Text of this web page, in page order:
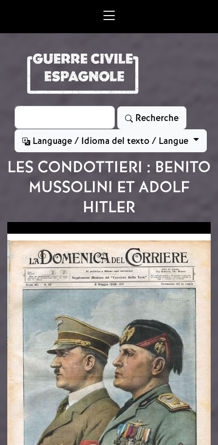
Rechercher
Recherche
Language / Idioma del texto / Langue
LES CONDOTTIERI : BENITO
MUSSOLINI ET ADOLF
HITLER